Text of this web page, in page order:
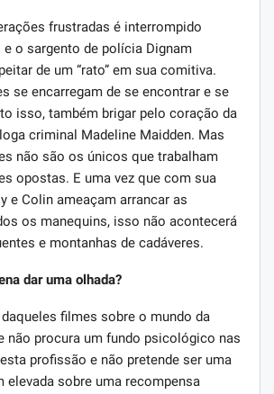
frustradas é interrompido
o sargento de polícia Dignam
de um “rato” em sua comitiva.
se encarregam de se encontrar e se
isso, também brigar pelo coração da
criminal Madeline Maidden. Mas
não são os únicos que trabalham
opostas. E uma vez que com sua
e Colin ameaçam arrancar as
os manequins, isso não acontecerá
e montanhas de cadáveres.
dar uma olhada?
filmes sobre o mundo da
não procura um fundo psicológico nas
profissão e não pretende ser uma
elevada sobre uma recompensa